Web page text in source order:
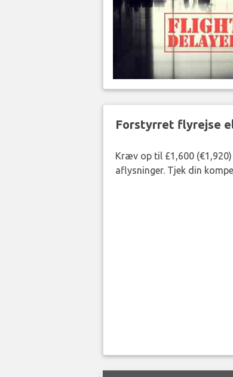
Forstyrret flyrejse
Kræv op til £1,600
aflysninger. Tjek din